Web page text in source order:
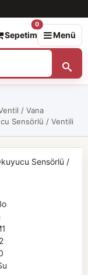
Sepetim
0
Menü
/ Vana
Sensörlü / Ventili